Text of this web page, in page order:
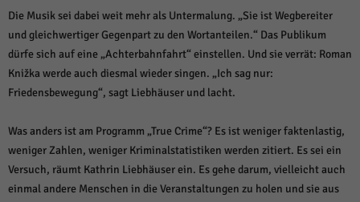
Die Musik sei dabei weit mehr als Untermalung. „Sie ist Wegbereiter
und gleichwertiger Gegenpart zu den Wortanteilen.“ Das Publikum
dürfe sich auf eine „Achterbahnfahrt“ einstellen. Und sie verrät: Roman
Knižka werde auch diesmal wieder singen. „Ich sag nur:
Friedensbewegung“, sagt Liebhäuser und lacht.
Was anders ist am Programm „True Crime“? Es ist weniger faktenlastig,
weniger Zahlen, weniger Kriminalstatistiken werden zitiert. Es sei ein
Versuch, räumt Kathrin Liebhäuser ein. Es gehe darum, vielleicht auch
einmal andere Menschen in die Veranstaltungen zu holen und sie aus